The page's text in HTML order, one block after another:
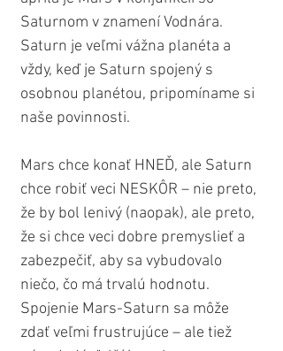
Saturnom v znamení Vodnára.
Saturn je veľmi vážna planéta a
vždy, keď je Saturn spojený s
osobnou planétou, pripomíname si
naše povinnosti.
Mars chce konať HNEĎ, ale Saturn
chce robiť veci NESKÔR – nie preto,
že by bol lenivý (naopak), ale preto,
že si chce veci dobre premyslieť a
zabezpečiť, aby sa vybudovalo
niečo, čo má trvalú hodnotu.
Spojenie Mars-Saturn sa môže
zdať veľmi frustrujúce – ale tiež